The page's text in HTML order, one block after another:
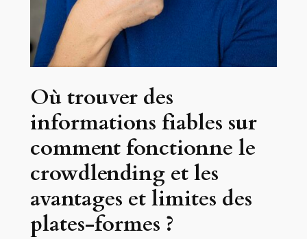
Où trouver des
informations fiables sur
comment fonctionne le
crowdlending et les
avantages et limites des
plates-formes ?